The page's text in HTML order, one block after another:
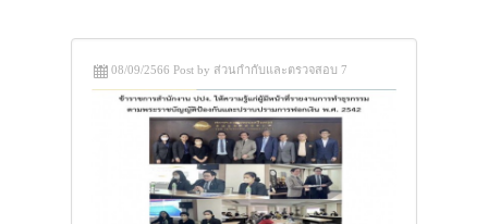
08/09/2566 Post by ส่วนกำกับและตรวจสอบ 7